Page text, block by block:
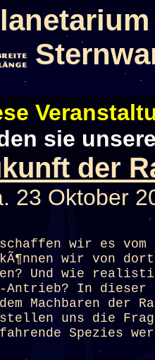
sie
der
23 Oktober
wir es vom
kÃ¶nnen wir von
Und wie
Antrieb? In dieser
Machbaren der
uns die
Spezies